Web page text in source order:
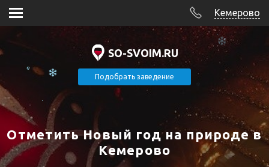
Кемерово
SO-SVOIM.RU
Подобрать заведение
Отметить Новый год на природе в
Кемерово